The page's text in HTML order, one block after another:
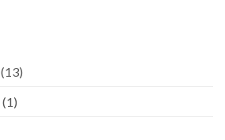
(13)
(1)